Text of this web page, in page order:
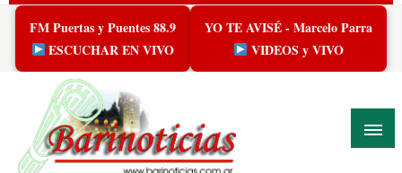
Skip
content
FM Puertas y Puentes 88.9
ESCUCHAR EN VIVO
YO TE AVISÉ - Marcelo Parra
VIDEOS y VIVO